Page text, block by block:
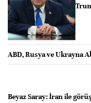
ABD, Rusya ve Ukrayna
Beyaz Saray: İran ile